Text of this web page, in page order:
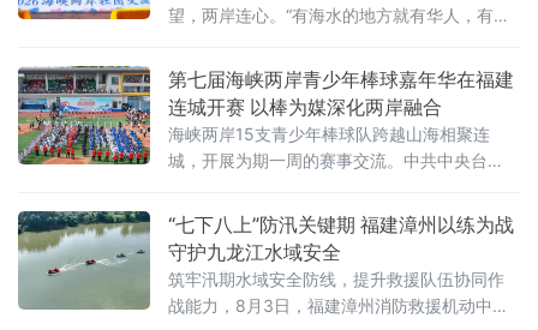
望，两岸连心。“有海水的地方就有华人，有华
文化积淀和信仰，同根同源。
第七届海峡两岸青少年棒球嘉年华在福建
连城开赛 以棒为媒深化两岸融合
海峡两岸15支青少年棒球队跨越山海相聚连
城，开展为期一周的赛事交流。中共中央台
副省长江尔雄，中国
“七下八上”防汛关键期 福建漳州以练为战
守护九龙江水域安全
筑牢汛期水域安全防线，提升救援队伍协同作
战能力，8月3日，福建漳州消防救援机动中队